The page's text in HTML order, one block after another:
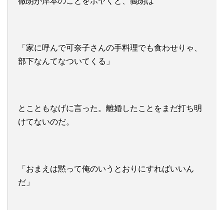
「家に呼んで可奈子さんの手料理でも食わせりゃ、
部下なんてなついてくる」
とこともなげに言った。離婚したことをまだ打ち明
けてないのだ。
「おまえは黙って俺のいうとおりにすればいいん
だ」